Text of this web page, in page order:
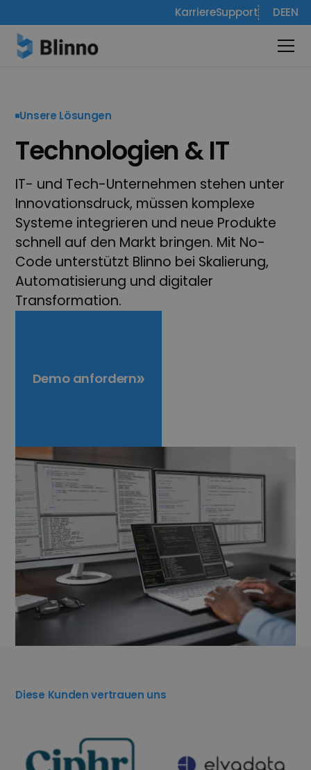
KarriereSupport DEEN
Unsere Lösungen
Technologien & IT
IT- und Tech-Unternehmen stehen unter
Innovations­druck, müssen komplexe
Systeme integrieren und neue Produkte
schnell auf den Markt bringen. Mit No-
Code unterstützt Blinno bei Skalierung,
Automatisierung und digitaler
Transformation.
Demo anfordern
Diese Kunden vertrauen uns